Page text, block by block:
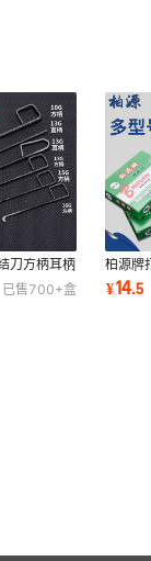
刀方柄耳柄
割
刀
已售700+盒
柏源牌
纱小
¥14.5